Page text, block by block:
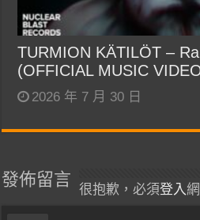
TURMION KÄTILÖT –
(OFFICIAL MUSIC
2026 年 7 月 30 日
發佈留言
很抱歉，必須登入